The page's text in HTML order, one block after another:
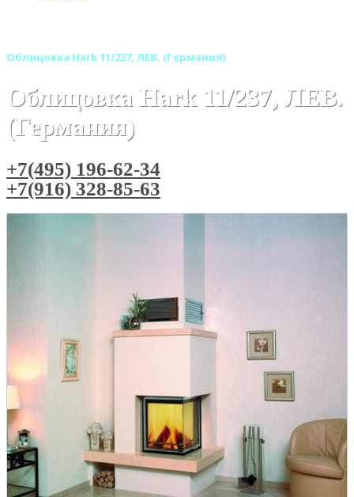
Облицовка Hark 11/237, ЛЕВ. (Германия)
Облицовка Hark 11/237, ЛЕВ.
(Германия)
+7(495) 196-62-34
+7(916) 328-85-63